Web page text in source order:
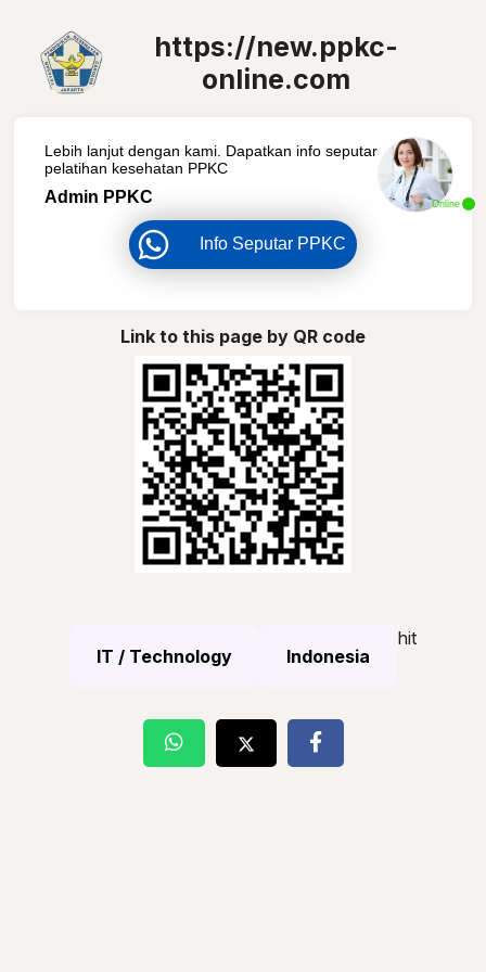
https://new.ppkc-
online.com
Online
Lebih lanjut dengan kami. Dapatkan info seputar
pelatihan kesehatan PPKC
Admin PPKC
Info Seputar PPKC
Link to this page by QR code
IT / Technology Indonesia
hit